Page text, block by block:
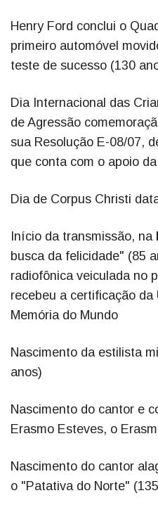
Henry Ford conclui o
primeiro automóvel
teste de sucesso (130
Dia Internacional das
de Agressão
sua Resolução E-08/07,
que conta com o apoio
Dia de Corpus Christi
Início da transmissão, na
busca da felicidade" (85
radiofônica veiculada no
recebeu a certificação da
Memória do Mundo
Nascimento da estilista
anos)
Nascimento do cantor e
Erasmo Esteves, o
Nascimento do cantor
o "Patativa do Norte"